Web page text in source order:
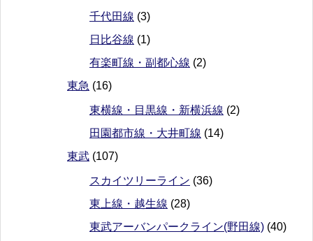
千代田線 (3)
日比谷線 (1)
有楽町線・副都心線 (2)
東急 (16)
東横線・目黒線・新横浜線 (2)
田園都市線・大井町線 (14)
東武 (107)
スカイツリーライン (36)
東上線・越生線 (28)
東武アーバンパークライン(野田線) (40)